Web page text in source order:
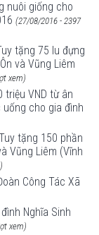
nuôi giống cho
(27/08/2016 - 2397
tặng 75 lu đựng
và Vũng Liêm
xem)
triệu VND từ ân
cho gia đình
tặng 150 phần
Vũng Liêm (Vĩnh
Công Tác Xã
Nghĩa Sinh
xem)